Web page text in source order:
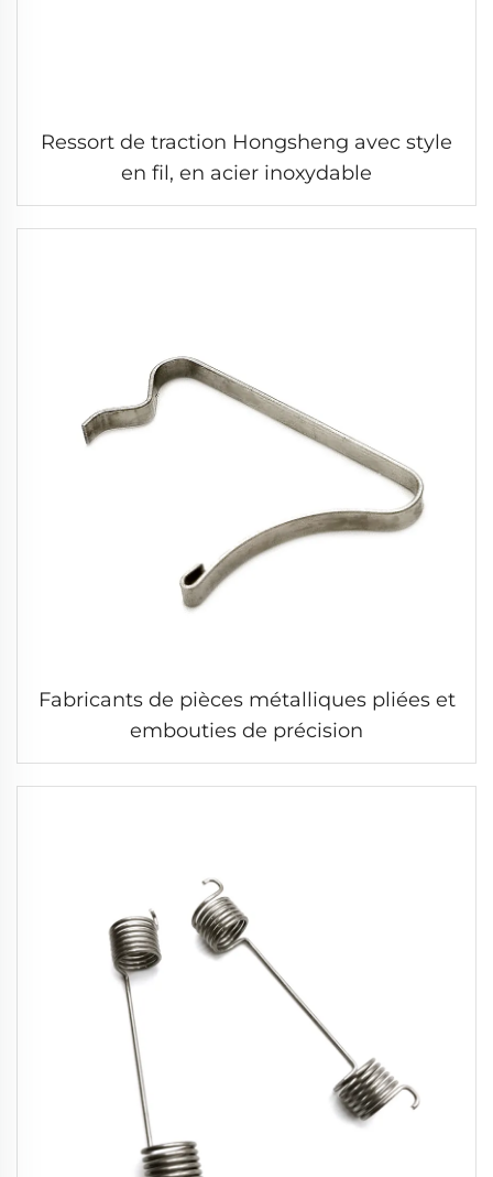
Ressort de traction Hongsheng avec style
en fil, en acier inoxydable
Fabricants de pièces métalliques pliées et
embouties de précision